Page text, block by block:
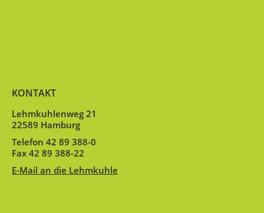
KONTAKT
Lehmkuhlenweg 21
22589 Hamburg
Telefon 42 89 388-0
Fax 42 89 388-22
E-Mail an die Lehmkuhle